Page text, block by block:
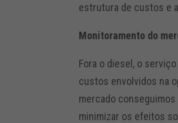
estrutura de custos e
Monitoramento do
Fora o diesel, o
custos envolvidos na
mercado
minimizar os efeitos